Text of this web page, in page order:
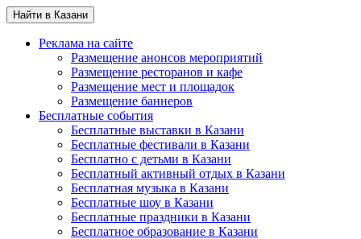
Найти в Казани
Реклама на сайте
Размещение анонсов мероприятий
Размещение ресторанов и кафе
Размещение мест и площадок
Размещение баннеров
Бесплатные события
Бесплатные выставки в Казани
Бесплатные фестивали в Казани
Бесплатно с детьми в Казани
Бесплатный активный отдых в Казани
Бесплатная музыка в Казани
Бесплатные шоу в Казани
Бесплатные праздники в Казани
Бесплатное образование в Казани